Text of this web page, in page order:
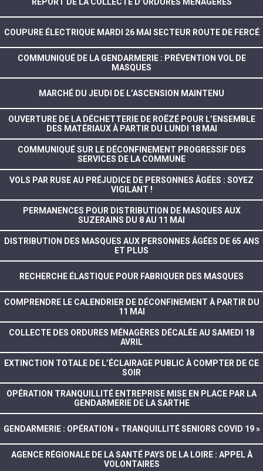
COUPURE ÉLECTRIQUE MARDI 26 MAI SECTEUR ROUTE DE FERCÉ
COMMUNIQUÉ DE LA GENDARMERIE : PRÉVENTION VOL DE
MASQUES
MARCHÉ DU JEUDI DE L’ASCENSION MAINTENU
OUVERTURE DE LA DÉCHETTERIE DE ROËZÉ POUR L’ENSEMBLE
DES MATÉRIAUX À PARTIR DU LUNDI 18 MAI
COMMUNIQUÉ SUR LE DÉCONFINEMENT PROGRESSIF DES
SERVICES DE LA COMMUNE
VOLS PAR RUSE AU PRÉJUDICE DE PERSONNES ÂGÉES : SOYEZ
VIGILANT !
PERMANENCES POUR DISTRIBUTION DE MASQUES AUX
SUZERAINS DU 8 AU 11 MAI
DISTRIBUTION DES MASQUES AUX PERSONNES ÂGÉES DE 65 ANS
ET PLUS
RECHERCHE ÉLASTIQUE POUR FABRIQUER DES MASQUES
COMPRENDRE LE CALENDRIER DE DÉCONFINEMENT À PARTIR DU
11 MAI
COLLECTE DES ORDURES MÉNAGÈRES DÉCALÉE AU SAMEDI 18
AVRIL
EXTINCTION TOTALE DE L’ÉCLAIRAGE PUBLIC À COMPTER DE CE
SOIR
OPÉRATION TRANQUILLITÉ ENTREPRISE MISE EN PLACE PAR LA
GENDARMERIE DE LA SARTHE
GENDARMERIE : OPÉRATION « TRANQUILLITÉ SENIORS COVID 19 »
AGENCE RÉGIONALE DE LA SANTÉ PAYS DE LA LOIRE : APPEL À
VOLONTAIRES